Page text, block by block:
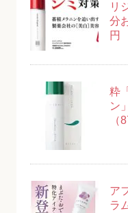
リ
分
円
粋
ン
（
ア
ラ